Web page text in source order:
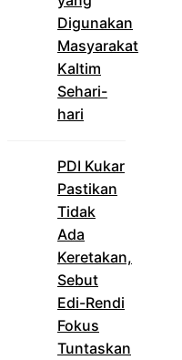
Digunakan
Masyarakat
Kaltim
Sehari-
hari
PDI Kukar
Pastikan
Tidak
Ada
Keretakan,
Sebut
Edi-Rendi
Fokus
Tuntaskan